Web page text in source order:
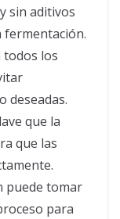
sin aditivos
todos los
deseadas.
que la
que las
puede tomar
para